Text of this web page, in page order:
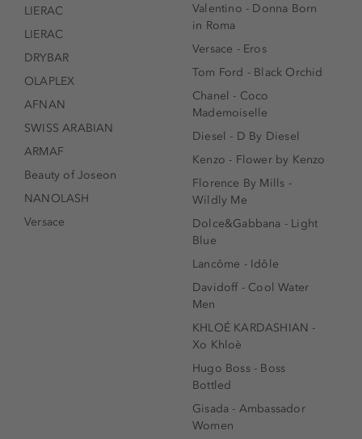
LIERAC
LIERAC
DRYBAR
OLAPLEX
AFNAN
SWISS ARABIAN
ARMAF
Beauty of Joseon
NANOLASH
Versace
Valentino - Donna Born
in Roma
Versace - Eros
Tom Ford - Black Orchid
Chanel - Coco
Mademoiselle
Diesel - D By Diesel
Kenzo - Flower by Kenzo
Florence By Mills -
Wildly Me
Dolce&Gabbana - Light
Blue
Lancôme - Idôle
Davidoff - Cool Water
Men
KHLOÉ KARDASHIAN -
Xo Khloè
Hugo Boss - Boss
Bottled
Gisada - Ambassador
Women